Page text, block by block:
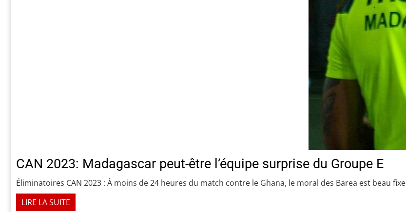
CAN 2023: Madagascar peut-être l’équipe surprise du Groupe E
Éliminatoires CAN 2023 : À moins de 24 heures du match contre le Ghana, le moral des Barea est beau fixe
LIRE LA SUITE